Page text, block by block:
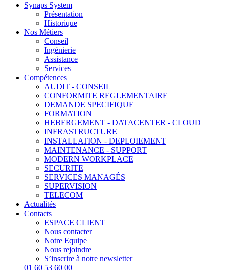
Synaps System
Présentation
Historique
Nos Métiers
Conseil
Ingénierie
Assistance
Services
Compétences
AUDIT - CONSEIL
CONFORMITE REGLEMENTAIRE
DEMANDE SPECIFIQUE
FORMATION
HEBERGEMENT - DATACENTER - CLOUD
INFRASTRUCTURE
INSTALLATION - DEPLOIEMENT
MAINTENANCE - SUPPORT
MODERN WORKPLACE
SECURITE
SERVICES MANAGÉS
SUPERVISION
TELECOM
Actualités
Contacts
ESPACE CLIENT
Nous contacter
Notre Equipe
Nous rejoindre
S’inscrire à notre newsletter
01 60 53 60 00